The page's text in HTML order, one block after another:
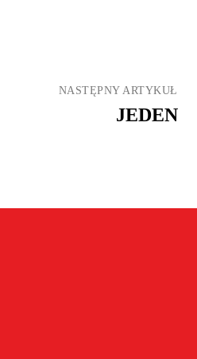
NASTĘPNY ARTYKUŁ
JEDEN